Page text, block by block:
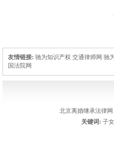
友情链接: 驰为知识产权 交通律师网 驰
国法院网
北京离婚继承法律网
关键词: 子